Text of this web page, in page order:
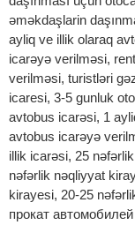
əməkdaşlarin
ayliq ve illik olaraq
icarəyə verilməsi,
verilməsi, turistləri
icaresi, 3-5 gunluk
avtobus icarəsi, 1
avtobus icarəyə
illik icarəsi, 25
nəfərlik nəqliyyat
kirayesi, 20-25
прокат